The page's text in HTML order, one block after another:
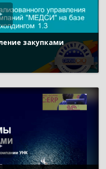
закупками